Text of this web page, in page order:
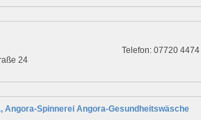
24
Telefon: 07720 4474
Angora-Spinnerei Angora-Gesundheitswäsche